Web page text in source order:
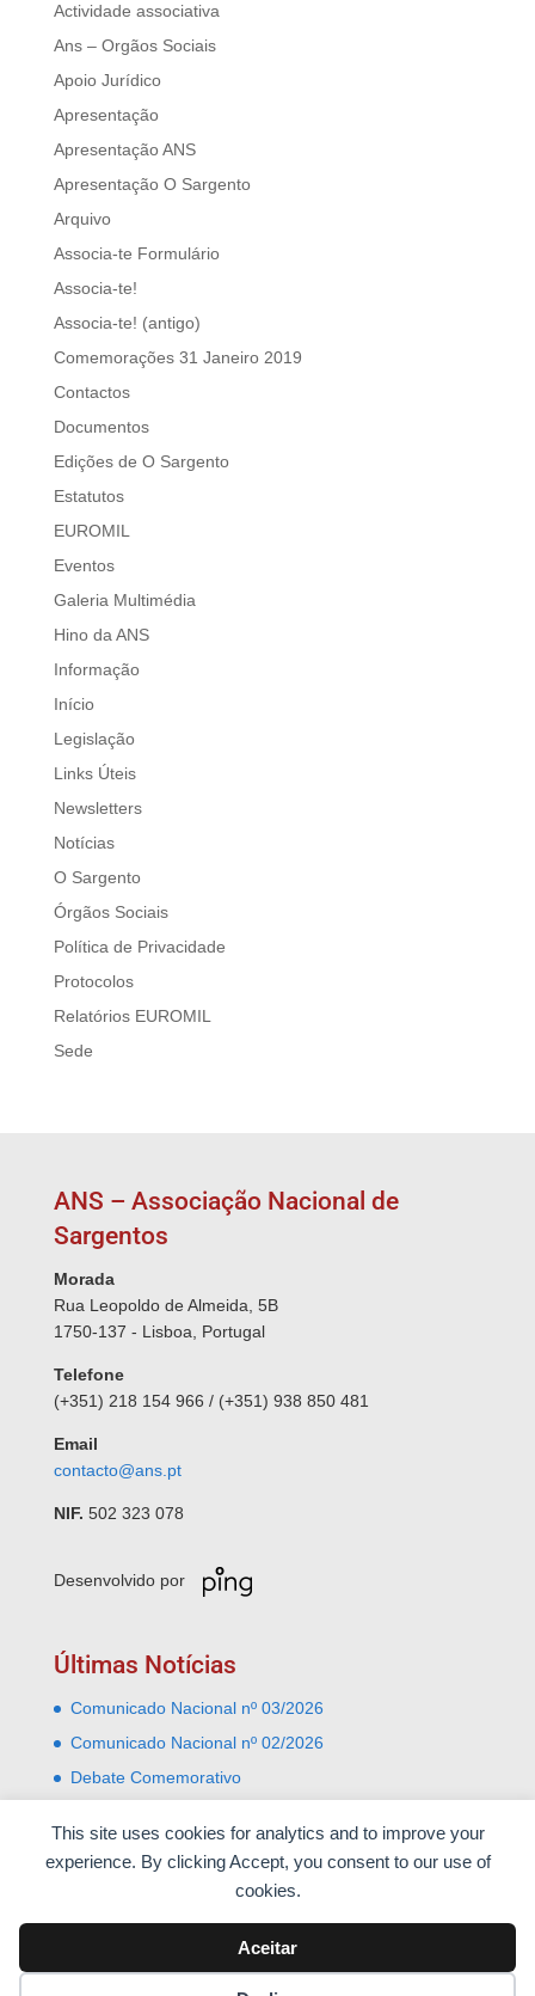
This site uses cookies for analytics and to improve your
experience. By clicking Accept, you consent to our use of
cookies.
Aceitar
Actividade associativa
Ans – Orgãos Sociais
Apoio Jurídico
Apresentação
Apresentação ANS
Apresentação O Sargento
Arquivo
Associa-te Formulário
Associa-te!
Associa-te! (antigo)
Comemorações 31 Janeiro 2019
Contactos
Documentos
Edições de O Sargento
Estatutos
EUROMIL
Eventos
Galeria Multimédia
Hino da ANS
Informação
Início
Legislação
Links Úteis
Newsletters
Notícias
O Sargento
Órgãos Sociais
Política de Privacidade
Protocolos
Relatórios EUROMIL
Sede
ANS – Associação Nacional de
Sargentos
Morada
Rua Leopoldo de Almeida, 5B
1750-137 - Lisboa, Portugal
Telefone
(+351) 218 154 966 / (+351) 938 850 481
Email
contacto@ans.pt
NIF. 502 323 078
Desenvolvido por
Últimas Notícias
Comunicado Nacional nº 03/2026
Comunicado Nacional nº 02/2026
Debate Comemorativo
Almoço comemorativo do 52º aniversário do 25 de
Abril